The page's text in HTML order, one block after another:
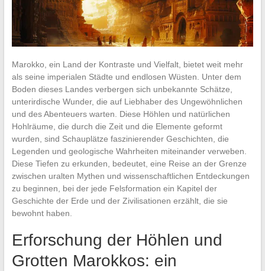
Marokko, ein Land der Kontraste und Vielfalt, bietet weit mehr
als seine imperialen Städte und endlosen Wüsten. Unter dem
Boden dieses Landes verbergen sich unbekannte Schätze,
unterirdische Wunder, die auf Liebhaber des Ungewöhnlichen
und des Abenteuers warten. Diese Höhlen und natürlichen
Hohlräume, die durch die Zeit und die Elemente geformt
wurden, sind Schauplätze faszinierender Geschichten, die
Legenden und geologische Wahrheiten miteinander verweben.
Diese Tiefen zu erkunden, bedeutet, eine Reise an der Grenze
zwischen uralten Mythen und wissenschaftlichen Entdeckungen
zu beginnen, bei der jede Felsformation ein Kapitel der
Geschichte der Erde und der Zivilisationen erzählt, die sie
bewohnt haben.
Erforschung der Höhlen und
Grotten Marokkos: ein